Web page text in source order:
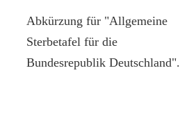
Abkürzung für "Allgemeine
Sterbetafel für die
Bundesrepublik Deutschland".